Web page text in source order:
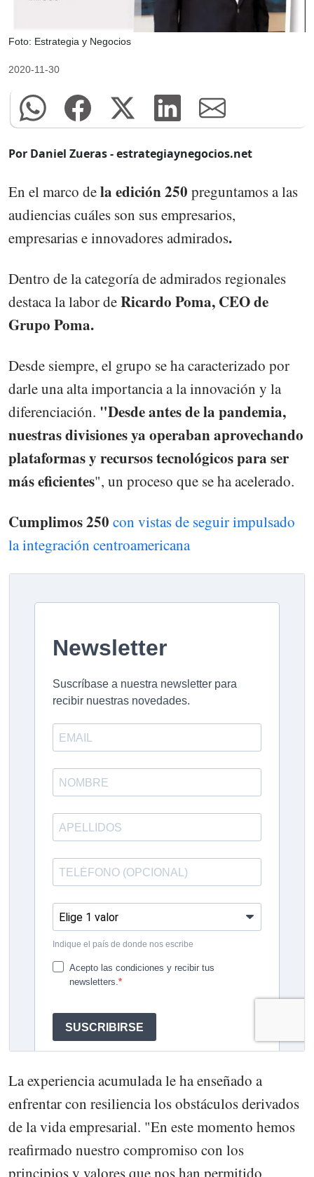
Foto: Estrategia y Negocios
2020-11-30
Por Daniel Zueras - estrategiaynegocios.net
En el marco dela edición 250 preguntamos a las
audiencias cuáles son sus empresarios,
empresarias e innovadores admirados.
Dentro de la categoría de admirados regionales
destaca la labor deRicardo Poma, CEO de
Grupo Poma.
Desde siempre, el grupo se ha caracterizado por
darle una alta importancia a la innovación y la
diferenciación. "Desde antes de la pandemia,
nuestras divisiones ya operaban aprovechando
plataformas y recursos tecnológicos para ser
más eficientes", un proceso que se ha acelerado.
Cumplimos 250 con vistas de seguir impulsado
la integración centroamericana
La experiencia acumulada le ha enseñado a
enfrentar con resiliencia los obstáculos derivados
de la vida empresarial. "En este momento hemos
reafirmado nuestro compromiso con los
principios y valores que nos han permitido